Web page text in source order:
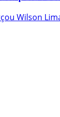
Wilson